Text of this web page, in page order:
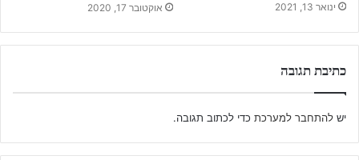
ינואר 13, 2021 אוקטובר 17, 2020
כתיבת תגובה
יש להתחבר למערכת כדי לכתוב תגובה.